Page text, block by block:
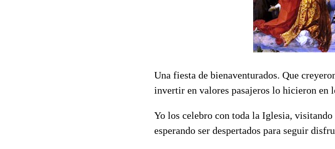
Una fiesta de bienaventurados. Que
invertir en valores pasajeros lo hicieron en
Yo los celebro con toda la Iglesia,
esperando ser despertados para seguir